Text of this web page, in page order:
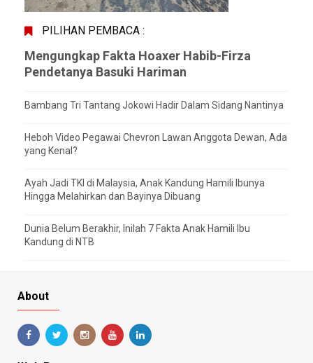
PILIHAN PEMBACA :
Mengungkap Fakta Hoaxer Habib-Firza
Pendetanya Basuki Hariman
Bambang Tri Tantang Jokowi Hadir Dalam Sidang Nantinya
Heboh Video Pegawai Chevron Lawan Anggota Dewan, Ada
yang Kenal?
Ayah Jadi TKI di Malaysia, Anak Kandung Hamili Ibunya
Hingga Melahirkan dan Bayinya Dibuang
Dunia Belum Berakhir, Inilah 7 Fakta Anak Hamili Ibu
Kandung di NTB
About